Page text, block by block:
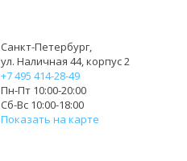
Санкт-Петербург,
ул. Наличная 44, корпус 2
+7 495 414-28-49
Пн-Пт 10:00-20:00
Сб-Вс 10:00-18:00
Показать на карте